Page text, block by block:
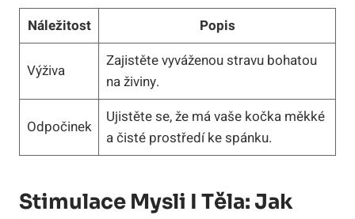
Náležitost Popis
Výživa
Zajistěte vyváženou stravu bohatou
na živiny.
Odpočinek
Ujistěte se, že má vaše kočka měkké
a čisté prostředí ke spánku.
Stimulace Mysli I Těla: Jak